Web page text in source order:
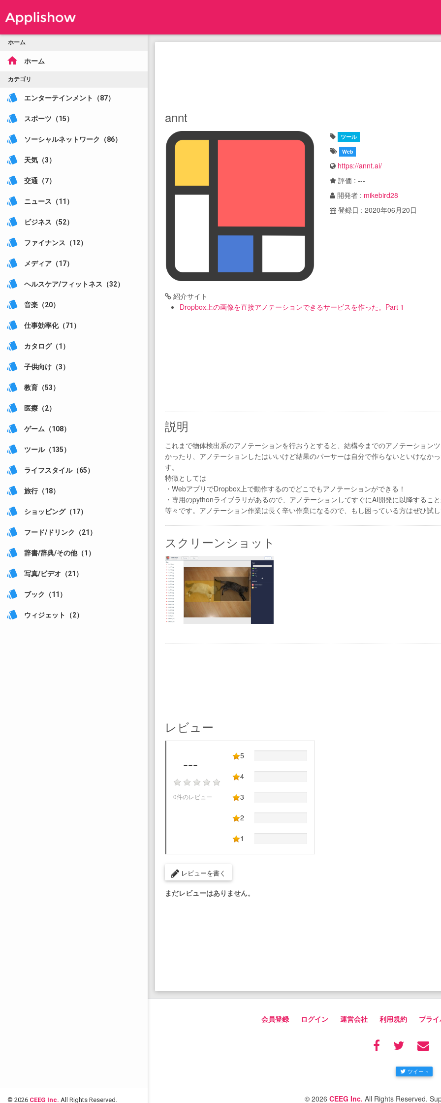
ホーム
home ホーム
カテゴリ
style エンターテインメント（87）
style スポーツ（15）
style ソーシャルネットワーク（86）
style 天気（3）
style 交通（7）
style ニュース（11）
style ビジネス（52）
style ファイナンス（12）
style メディア（17）
style ヘルスケア/フィットネス（32）
style 音楽（20）
style 仕事効率化（71）
style カタログ（1）
style 子供向け（3）
style 教育（53）
style 医療（2）
style ゲーム（108）
style ツール（135）
style ライフスタイル（65）
style 旅行（18）
style ショッピング（17）
style フード/ドリンク（21）
style 辞書/辞典/その他（1）
style 写真/ビデオ（21）
style ブック（11）
style ウィジェット（2）
© 2026 CEEG Inc. All Rights Reserved.
annt
ツール
Web
https://annt.ai/
評価 : ---
開発者 : mikebird28
登録日 : 2020年06月20日
紹介サイト
Dropbox上の画像を直接アノテーションできるサービスを作った。Part 1
説明
これまで物体検出系のアノテーションを行おうとすると、結構今までのアノテーション
かったり、アノテーションしたはいいけど結果のパーサーは自分で作らないといけなか
す。
特徴としては
・WebアプリでDropbox上で動作するのでどこでもアノテーションができる！
・専用のpythonライブラリがあるので、アノテーションしてすぐにAI開発に以降するこ
等々です。アノテーション作業は長く辛い作業になるので、もし困っている方はぜひ試
スクリーンショット
レビュー
---
0件のレビュー
5
4
3
2
1
レビューを書く
まだレビューはありません。
会員登録 ログイン 運営会社 利用規約 プラ
ツイート
© 2026 CEEG Inc. All Rights Reserved.